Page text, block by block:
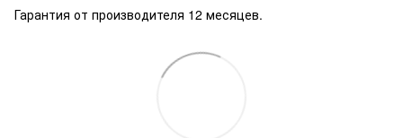
Гарантия от производителя 12 месяцев.